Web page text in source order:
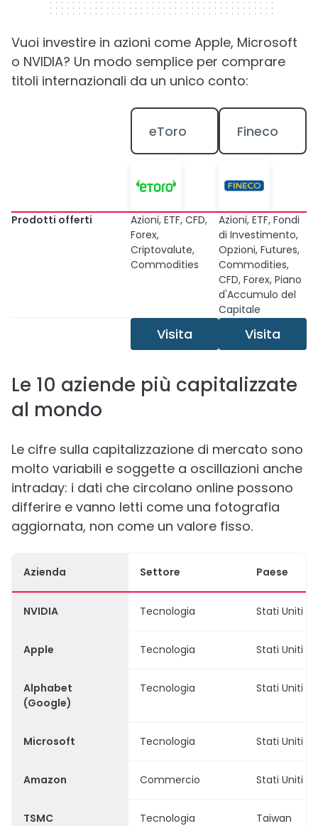
Vuoi investire in azioni come Apple, Microsoft
o NVIDIA? Un modo semplice per comprare
titoli internazionali da un unico conto:
eToro Fineco
Prodotti offerti
Azioni, ETF, CFD,
Forex,
Criptovalute,
Commodities
Azioni, ETF, Fondi
di Investimento,
Opzioni, Futures,
Commodities,
CFD, Forex, Piano
d'Accumulo del
Capitale
Visita Visita
Le 10 aziende più capitalizzate
al mondo
Le cifre sulla capitalizzazione di mercato sono
molto variabili e soggette a oscillazioni anche
intraday: i dati che circolano online possono
differire e vanno letti come una fotografia
aggiornata, non come un valore fisso.
Azienda Settore Paese
NVIDIA Tecnologia Stati Uniti
Apple Tecnologia Stati Uniti
Alphabet
(Google)
Tecnologia Stati Uniti
Microsoft Tecnologia Stati Uniti
Amazon Commercio Stati Uniti
TSMC Tecnologia Taiwan